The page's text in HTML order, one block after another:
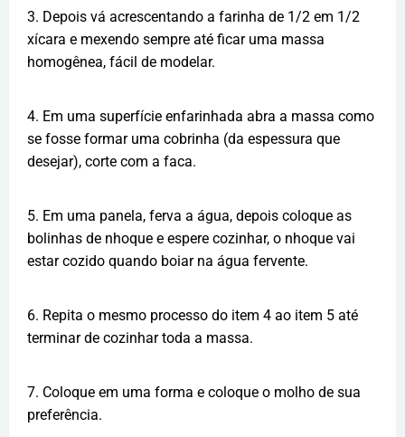
3. Depois vá acrescentando a farinha de 1/2 em 1/2
xícara e mexendo sempre até ficar uma massa
homogênea, fácil de modelar.
4. Em uma superfície enfarinhada abra a massa como
se fosse formar uma cobrinha (da espessura que
desejar), corte com a faca.
5. Em uma panela, ferva a água, depois coloque as
bolinhas de nhoque e espere cozinhar, o nhoque vai
estar cozido quando boiar na água fervente.
6. Repita o mesmo processo do item 4 ao item 5 até
terminar de cozinhar toda a massa.
7. Coloque em uma forma e coloque o molho de sua
preferência.